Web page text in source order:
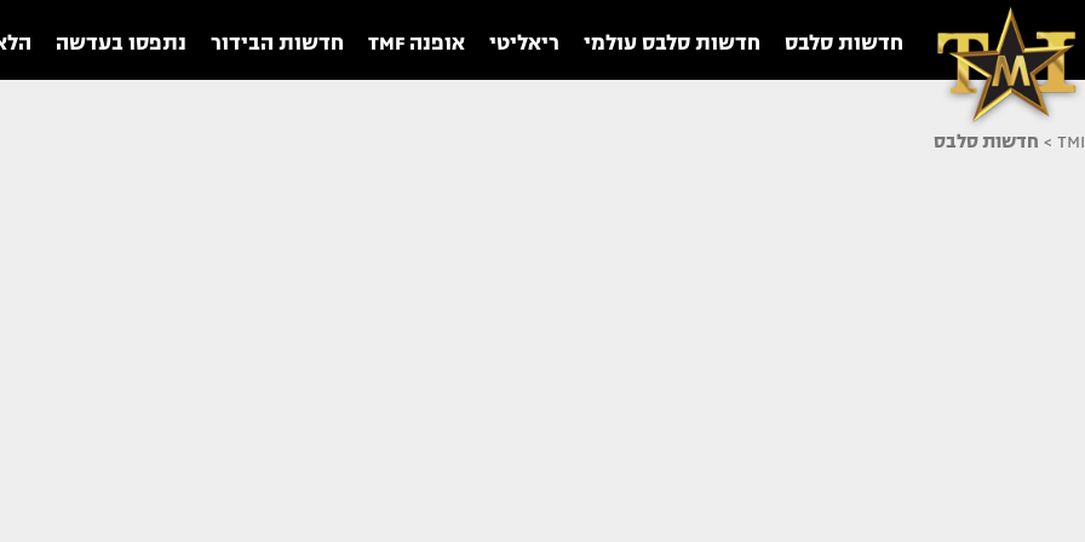
חדשות סלבס חדשות סלבס עולמי ריאליטי אופנה TMF חדשות הבידור נתפסו בעדשה
TMI
> חדשות סלבס